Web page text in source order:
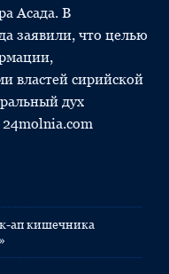
Асада. В
заявили, что целью
властей сирийской
дух
ап кишечника